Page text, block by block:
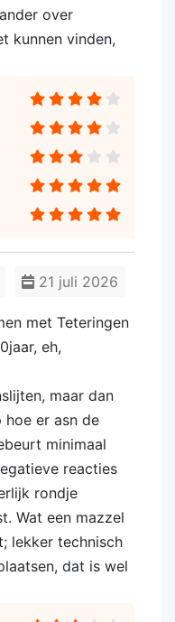
over
kunnen vinden,
21 juli 2026
met Teteringen
eh,
maar dan
hoe er asn de
minimaal
reacties
rondje
Wat een mazzel
lekker technisch
dat is wel